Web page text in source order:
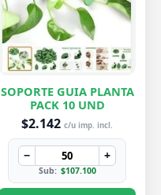
SOPORTE GUIA PLANTA
PACK 10 UND
$2.142 c/u imp. incl.
− +
Sub: $107.100